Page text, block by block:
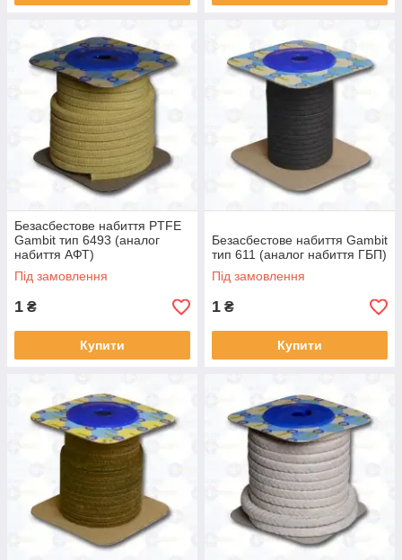
Безасбестове набиття PTFE
Gambit тип 6493 (аналог
набиття АФТ)
Під замовлення
1 ₴
Купити
Безасбестове набиття Gambit
тип 611 (аналог набиття ГБП)
Під замовлення
1 ₴
Купити